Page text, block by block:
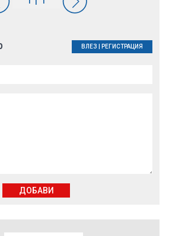
ВЛЕЗ РЕГИСТРАЦИЯ
ДОБАВИ